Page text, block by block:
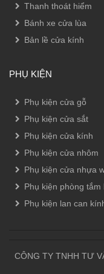
Thanh thoát hiểm
Bánh xe cửa lùa
Bản lề cửa kính
PHỤ KIỆN
Phụ kiện cửa gỗ
Phụ kiện cửa sắt
Phụ kiện cửa kính
Phụ kiện cửa nhôm
Phụ kiện cửa nhựa
Phụ kiện phòng tắm
Phụ kiện lan can
CÔNG TY TNHH TƯ